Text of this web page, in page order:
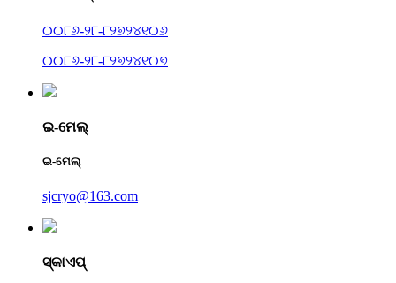
୦୦୮୬-୨୮-୮୨୭୨୪୧୦୬
୦୦୮୬-୨୮-୮୨୭୨୪୧୦୭
ଇ-ମେଲ୍
ଇ-ମେଲ୍
sjcryo@163.com
ସ୍କାଏପ୍